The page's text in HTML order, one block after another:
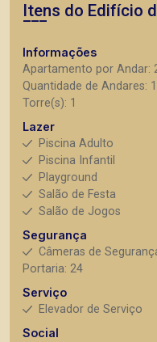
Itens do Edifício
Informações
Apartamento por Andar:
Quantidade de Andares:
Torre(s): 1
Lazer
Piscina Adulto
Piscina Infantil
Playground
Salão de Festa
Salão de Jogos
Segurança
Câmeras de
Portaria: 24
Serviço
Elevador de Serviço
Social